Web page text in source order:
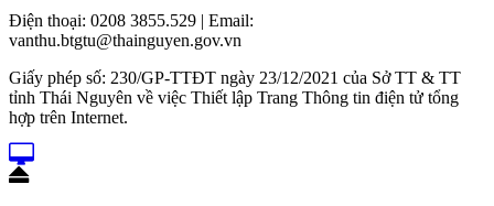
Điện thoại: 0208 3855.529 | Email:
vanthu.btgtu@thainguyen.gov.vn
Giấy phép số: 230/GP-TTĐT ngày 23/12/2021 của Sở TT & TT
tỉnh Thái Nguyên về việc Thiết lập Trang Thông tin điện tử tổng
hợp trên Internet.